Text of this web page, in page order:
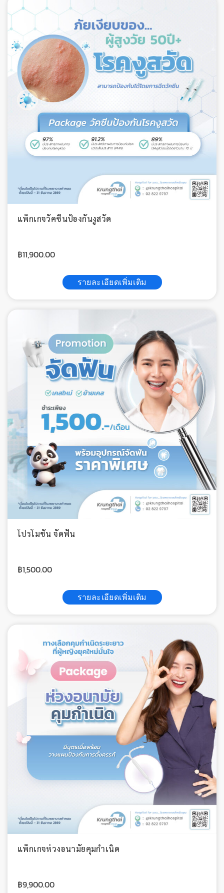
แพ็กเกจวัคซีนป้องกันงูสวัด
฿11,900.00
รายละเอียดเพิ่มเติม
โปรโมชั่น จัดฟัน
฿1,500.00
รายละเอียดเพิ่มเติม
แพ็กเกจห่วงอนามัยคุมกำเนิด
฿9,900.00